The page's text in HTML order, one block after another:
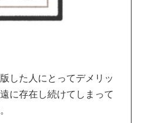
した人にとってデメリッ
に存在し続けてしまって